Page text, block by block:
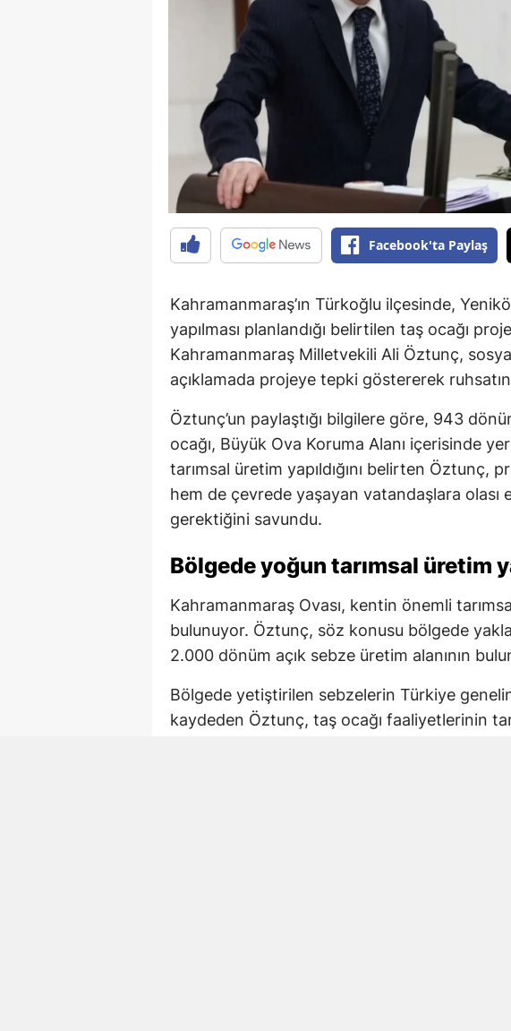
Facebook'ta Paylaş
Kahramanmaraş’ın Türkoğlu ilçesinde,
yapılması planlandığı belirtilen taş ocağı
Kahramanmaraş Milletvekili Ali Öztunç,
açıklamada projeye tepki göstererek
Öztunç’un paylaştığı bilgilere göre, 943
ocağı, Büyük Ova Koruma Alanı içerisinde
tarımsal üretim yapıldığını belirten Öztunç,
hem de çevrede yaşayan vatandaşlara olası
gerektiğini savundu.
Bölgede yoğun tarımsal üretim
Kahramanmaraş Ovası, kentin önemli
bulunuyor. Öztunç, söz konusu bölgede
2.000 dönüm açık sebze üretim alanının
Bölgede yetiştirilen sebzelerin Türkiye
kaydeden Öztunç, taş ocağı faaliyetlerinin